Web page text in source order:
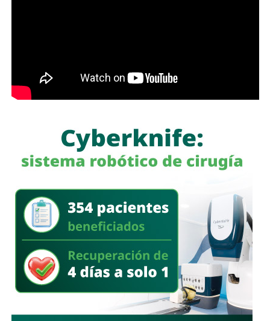
de agua potable y drenaje, alumbrado público, banquetas,
guarniciones, rampas para personas con discapacidad,
pasos peatonales y señalética, con el propósito de
calidad de vida de las familias. Indicó que, en el caso de la
calle Enramadas, se intervienen ademásmil 280 metros
cuadrados de pavimentocomo parte del compromiso de
El presidente municipal reiteró que el
Gobierno de la
Capitalcontinuará llevando obra pública a más colonias y
comunidades para reducir rezagos históricos y construir
vialidades más seguras, funcionales y duraderas. Subrayó
que la estrategia de Vialidades Potosinas 2.0
mantiene
un avance sostenido para responder a las necesidades de
la población y mejorar la conectividad en todo el municipio.
También lee:Gloria Trevi visita La Pila antes de su